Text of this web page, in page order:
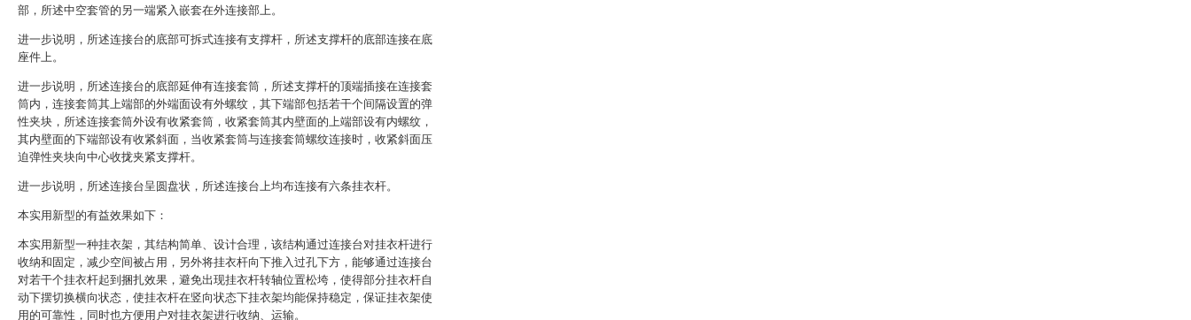
部，所述中空套管的另一端紧入嵌套在外连接部上。
进一步说明，所述连接台的底部可拆式连接有支撑杆，所述支撑杆的底部连接在底
座件上。
进一步说明，所述连接台的底部延伸有连接套筒，所述支撑杆的顶端插接在连接套
筒内，连接套筒其上端部的外端面设有外螺纹，其下端部包括若干个间隔设置的弹
性夹块，所述连接套筒外设有收紧套筒，收紧套筒其内壁面的上端部设有内螺纹，
其内壁面的下端部设有收紧斜面，当收紧套筒与连接套筒螺纹连接时，收紧斜面压
迫弹性夹块向中心收拢夹紧支撑杆。
进一步说明，所述连接台呈圆盘状，所述连接台上均布连接有六条挂衣杆。
本实用新型的有益效果如下：
本实用新型一种挂衣架，其结构简单、设计合理，该结构通过连接台对挂衣杆进行
收纳和固定，减少空间被占用，另外将挂衣杆向下推入过孔下方，能够通过连接台
对若干个挂衣杆起到捆扎效果，避免出现挂衣杆转轴位置松垮，使得部分挂衣杆自
动下摆切换横向状态，使挂衣杆在竖向状态下挂衣架均能保持稳定，保证挂衣架使
用的可靠性，同时也方便用户对挂衣架进行收纳、运输。